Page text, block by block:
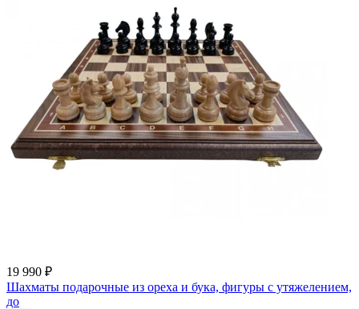
19 990 ₽
Шахматы подарочные из ореха и бука, фигуры с утяжелением,
до